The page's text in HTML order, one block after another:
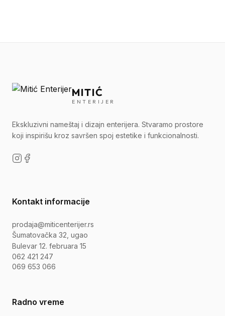
MITIĆ
ENTERIJER
Ekskluzivni nameštaj i dizajn enterijera. Stvaramo prostore
koji inspirišu kroz savršen spoj estetike i funkcionalnosti.
Kontakt informacije
prodaja@miticenterijer.rs
Šumatovačka 32, ugao
Bulevar 12. februara 15
062 421 247
069 653 066
Radno vreme